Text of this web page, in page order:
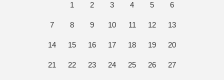
1
2 3 4 5 6
7 8 9 10 11 12 13
14 15 16 17 18 19 20
21 22 23 24 25 26 27